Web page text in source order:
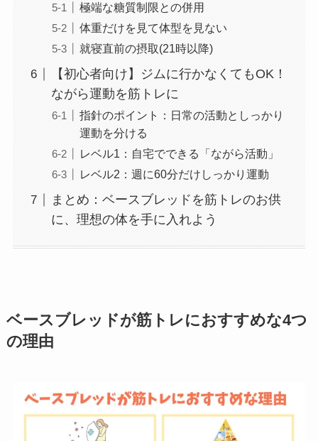
極端な糖質制限との併用
体重だけを見て体型を見ない
就寝直前の摂取(21時以降)
【初心者向け】ジムに行かなくてもOK！
ながら運動を筋トレに
指針のポイント：日常の活動としっかり
運動を分ける
レベル1：自宅でできる「ながら活動」
レベル2：週に60分だけしっかり運動
まとめ：ベースブレッドを筋トレのお供
に、理想の体を手に入れよう
ベースブレッドが筋トレにおすすめな4つ
の理由